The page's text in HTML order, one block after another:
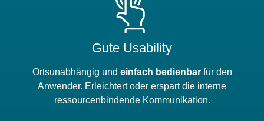
Gute Usability
Ortsunabhängig und einfach bedienbarfür den
Anwender. Erleichtert oder erspart die interne
ressourcenbindende Kommunikation.